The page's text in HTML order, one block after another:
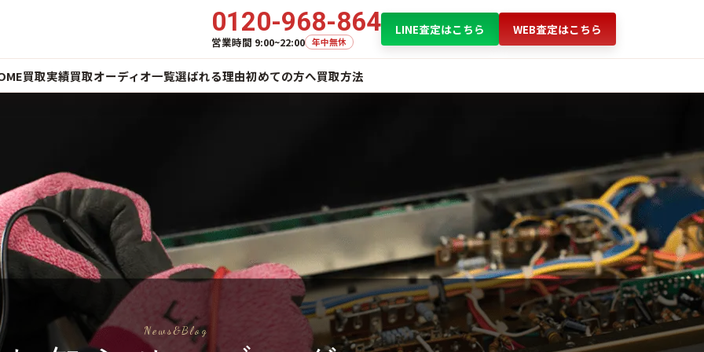
0120-968-864
営業時間 9:00~22:00 年中無休
LINE査定はこちら WEB査定はこちら
買取実績買取オーディオ一覧選ばれる理由初めての方へ買取方法
News&Blog